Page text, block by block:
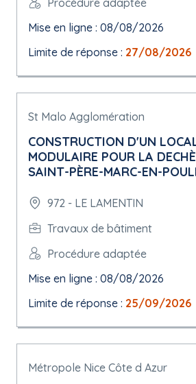
Mise en ligne : 08/08/2026
Limite de réponse : 27/08/2026
St Malo Agglomération
CONSTRUCTION D'UN
MODULAIRE POUR LA
SAINT-PÈRE-MARC-EN-
972 - LE LAMENTIN
Travaux de bâtiment
Procédure adaptée
Mise en ligne : 08/08/2026
Limite de réponse : 25/09/2026
Métropole Nice Côte d Azur